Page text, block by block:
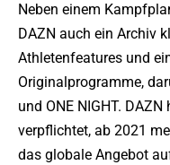
Neben einem
DAZN auch ein Archiv
Athletenfeatures und
Originalprogramme,
und ONE NIGHT.
verpflichtet, ab 2021
das globale Angebot